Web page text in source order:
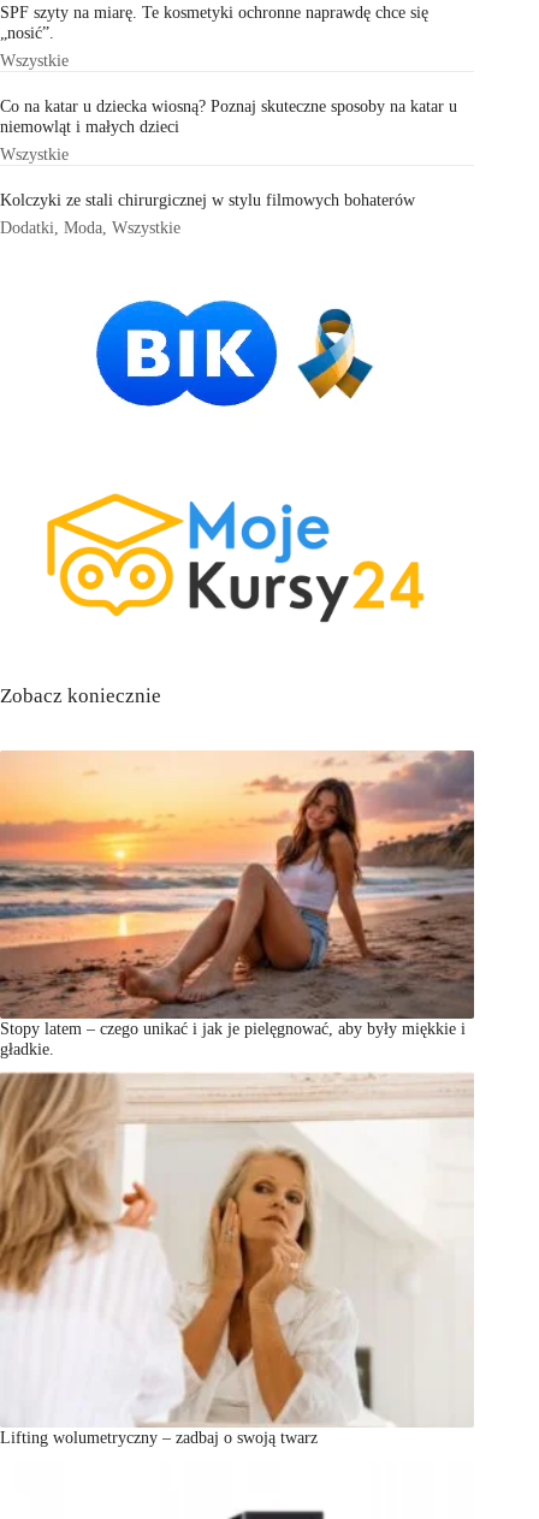
SPF szyty na miarę. Te kosmetyki ochronne naprawdę chce się
„nosić”.
Wszystkie
Co na katar u dziecka wiosną? Poznaj skuteczne sposoby na katar u
niemowląt i małych dzieci
Wszystkie
Kolczyki ze stali chirurgicznej w stylu filmowych bohaterów
Dodatki Moda Wszystkie
Zobacz koniecznie
Stopy latem – czego unikać i jak je pielęgnować, aby były miękkie i
gładkie.
Lifting wolumetryczny – zadbaj o swoją twarz